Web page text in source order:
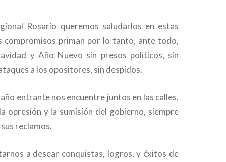
Rosario queremos saludarlos en estas
compromisos priman por lo tanto, ante todo,
y Año Nuevo sin presos políticos, sin
a los opositores, sin despidos.
entrante nos encuentre juntos en las calles,
opresión y la sumisión del gobierno, siempre
reclamos.
a desear conquistas, logros, y éxitos de